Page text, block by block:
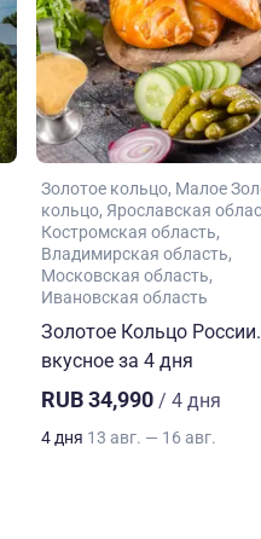
Золотое кольцо Малое
кольцо Ярославская
Костромская область
Владимирская область
Московская область
Ивановская область
Золотое Кольцо
вкусное за 4 дня
RUB 34,990 / 4 дня
4 дня 13 авг. — 16 авг.